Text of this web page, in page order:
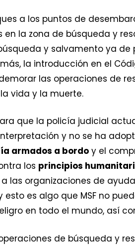
a los puntos de
en la zona de búsqueda y
y salvamento ya
la introducción en el
las operaciones de
vida y la muerte.
que la policía judicial
y no se ha
armados a bordo y el
los principios
a las organizaciones de
esto es algo que MSF no
en todo el mundo, así
de búsqueda y